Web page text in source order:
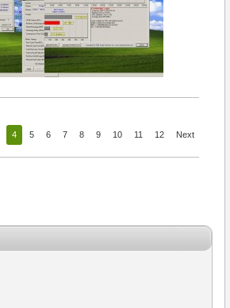
4 5 6 7 8 9 10 11 12 Next